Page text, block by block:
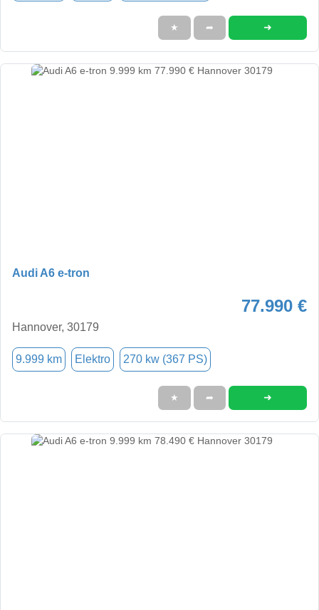
★ ➦ ➜
Audi A6 e-tron
77.990 €
Hannover, 30179
9.999 km Elektro 270 kw (367 PS)
★ ➦ ➜